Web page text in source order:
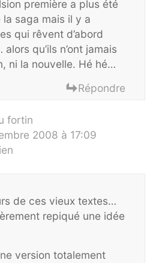
première a plus été
saga mais il y a
qui rêvent d’abord
qu’ils n’ont jamais
ni la nouvelle. Hé hé…
Répondre
fortin
2008 à 17:09
de ces vieux textes…
repiqué une idée
version totalement